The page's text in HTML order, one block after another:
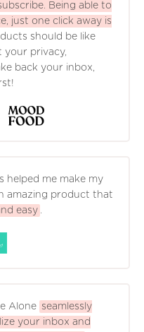
Being able to
just one click away is
should be like
your privacy,
back your inbox,
helped me make my
amazing product that
easy .
Alone seamlessly
your inbox and